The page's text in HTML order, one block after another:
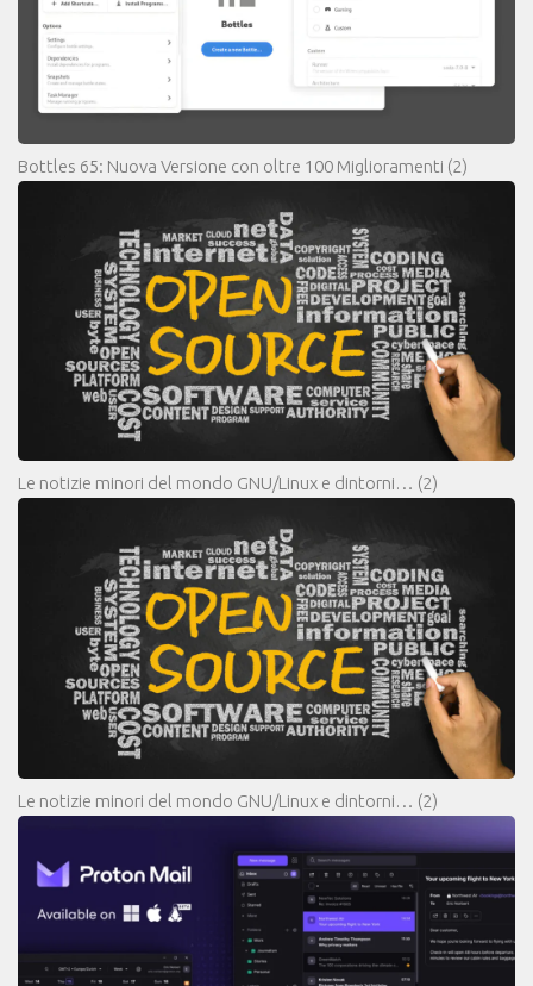
Bottles 65: Nuova Versione con oltre 100 Miglioramenti (2)
Le notizie minori del mondo GNU/Linux e dintorni… (2)
Le notizie minori del mondo GNU/Linux e dintorni… (2)